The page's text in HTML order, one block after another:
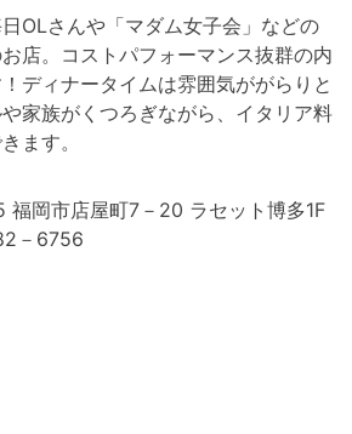
OLさんや「マダム女子会」などの
店。コストパフォーマンス抜群の内
ディナータイムは雰囲気ががらりと
家族がくつろぎながら、イタリア料
ます。
岡市店屋町7－20 ラセット博多1F
－6756